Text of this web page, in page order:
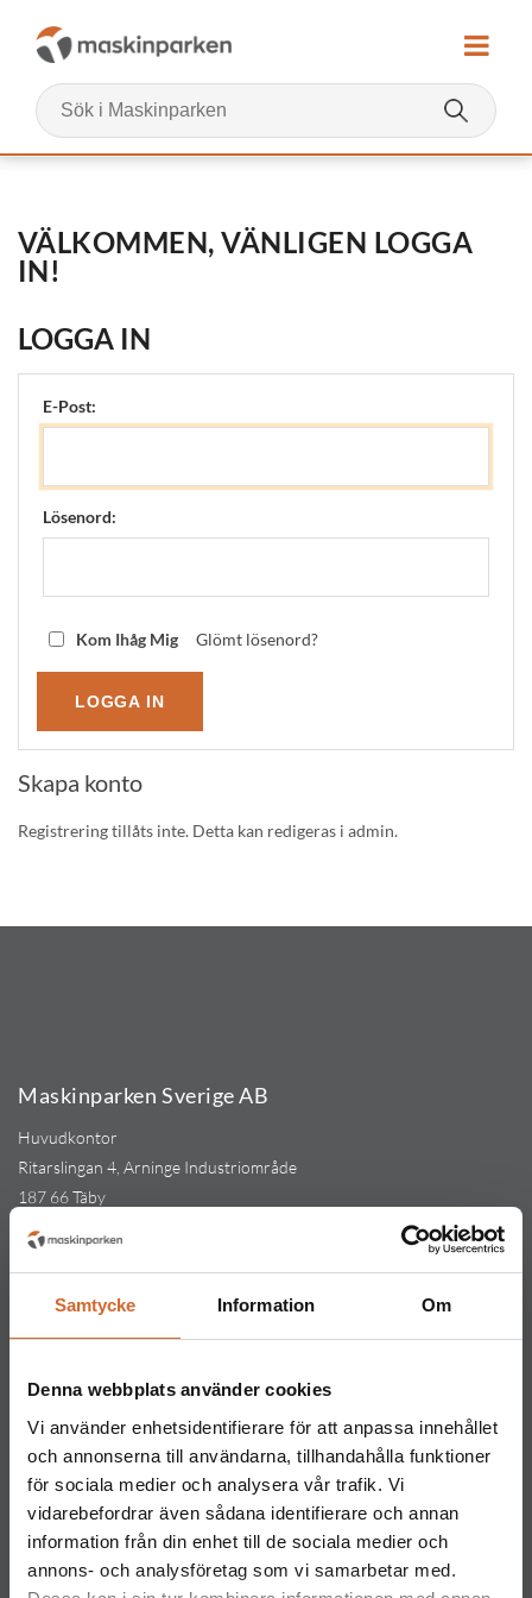
Samtycke Information Om
Denna webbplats använder cookies
Vi använder enhetsidentifierare för att anpassa innehållet
och annonserna till användarna, tillhandahålla funktioner
för sociala medier och analysera vår trafik. Vi
vidarebefordrar även sådana identifierare och annan
information från din enhet till de sociala medier och
annons- och analysföretag som vi samarbetar med.
VÄLKOMMEN, VÄNLIGEN LOGGA
IN!
LOGGA IN
E-Post:
Lösenord:
Kom Ihåg Mig Glömt lösenord?
Skapa konto
Registrering tillåts inte. Detta kan redigeras i admin.
Maskinparken Sverige AB
Huvudkontor
Ritarslingan 4, Arninge Industriområde
187 66 Täby
Tel:
Orgnr: 559217-5763
Kontakt
Maskinparken Stockholm
stockholm@maskinparken.se
Maskinparken Göteborg
031-711 30 10
goteborg@maskinparken.se
Maskinparken Malmö
040-40 40 20